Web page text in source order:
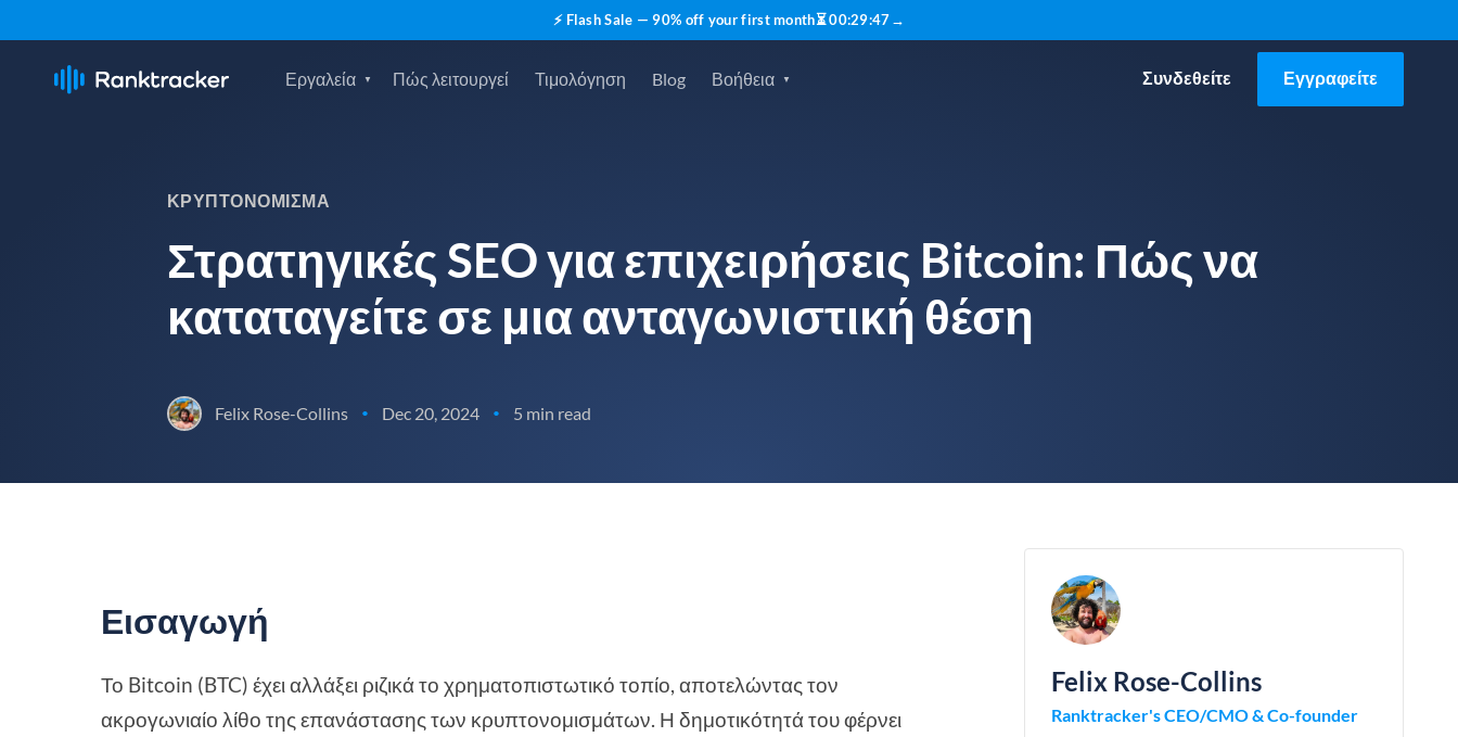
⚡ Flash Sale — 90% off your first month⏳00:29:45→
Εργαλεία Πώς λειτουργεί Τιμολόγηση Blog Βοήθεια Συνδεθείτε Εγγραφείτε
ΚΡΥΠΤΟΝΌΜΙΣΜΑ
Στρατηγικές SEO για επιχειρήσεις Bitcoin: Πώς να
καταταγείτε σε μια ανταγωνιστική θέση
Felix Rose-Collins • Dec 20, 2024 • 5 min read
Εισαγωγή
Το Bitcoin (BTC) έχει αλλάξει ριζικά το χρηματοπιστωτικό τοπίο, αποτελώντας τον
ακρογωνιαίο λίθο της επανάστασης των κρυπτονομισμάτων. Η δημοτικότητά του φέρνει
Felix Rose-Collins
Ranktracker's CEO/CMO & Co-founder